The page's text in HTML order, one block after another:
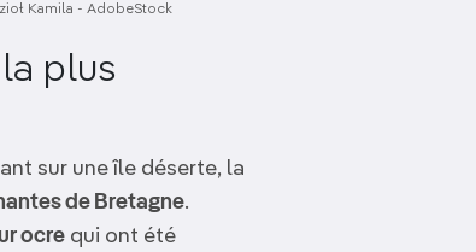
Kamila - AdobeStock
plus
sur une île déserte, la
de Bretagne.
ocre qui ont été